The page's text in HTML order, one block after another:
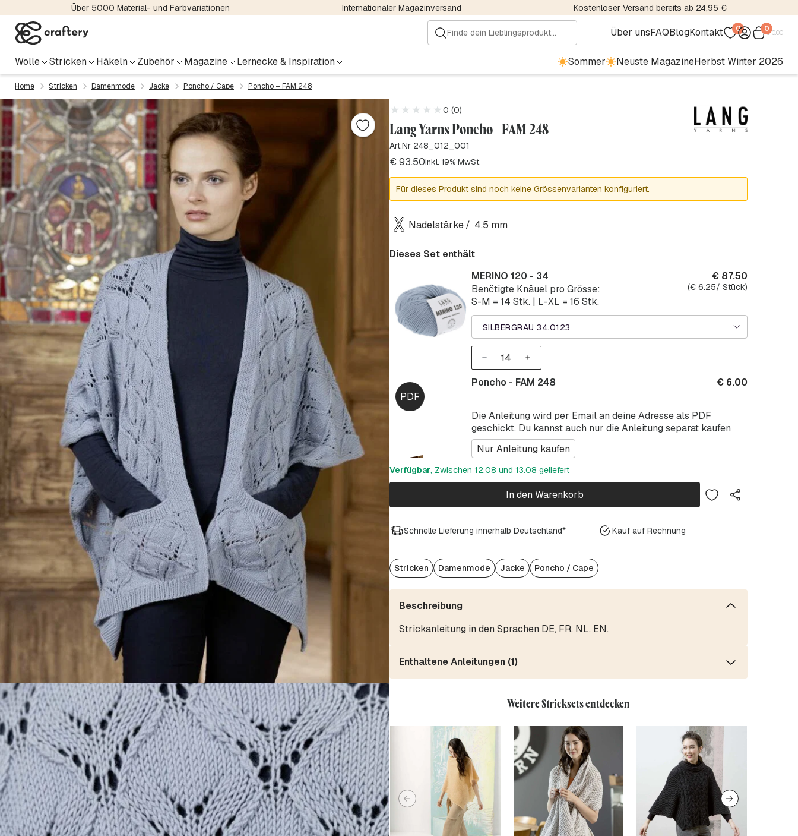
Über 5000 Material- und Farbvariationen Internationaler Magazinversand Kostenloser Versand bereits ab 24,95 €
Über unsFAQBlogKontakt 0 0€0.00
Wolle Stricken Häkeln Zubehör Magazine Lernecke & Inspiration Sommer Neuste MagazineHerbst Winter 2026
Home Stricken Damenmode Jacke Poncho / Cape Poncho – FAM 248
0 (0)
Lang Yarns Poncho - FAM 248
Art.Nr 248_012_001
€93.50inkl. 19% MwSt.
Für dieses Produkt sind noch keine Grössenvarianten konfiguriert.
Nadelstärke 4,5 mm
Dieses Set enthält
SILBERGRAU 34.0123
MERINO 120 - 34
Benötigte Knäuel pro Grösse:
S-M = 14 Stk. | L-XL = 16 Stk.
€87.50
(€6.25/ Stück)
Die Anleitung wird per Email an deine Adresse als PDF
geschickt. Du kannst auch nur die Anleitung separat kaufen
Nur Anleitung kaufen
Poncho - FAM 248 €6.00
Verfügbar, Zwischen 12.08 und 13.08 geliefert
In den Warenkorb
Schnelle Lieferung innerhalb Deutschland* Kauf auf Rechnung
Stricken Damenmode Jacke Poncho / Cape
Beschreibung
Strickanleitung in den Sprachen DE, FR, NL, EN.
Enthaltene Anleitungen (1)
Weitere Stricksets entdecken